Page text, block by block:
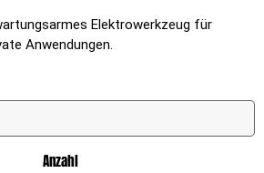
Elektrowerkzeug für
Anwendungen.
Anzahl